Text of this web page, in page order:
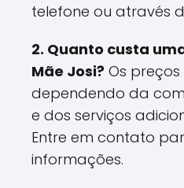
telefone ou através
2. Quanto custa
Mãe Josi? Os
dependendo da
e dos serviços
Entre em contato
informações.